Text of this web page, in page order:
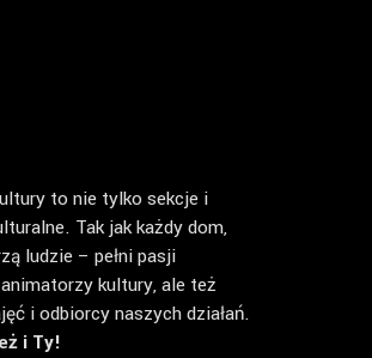
to nie tylko sekcje i
Tak jak każdy dom,
ludzie – pełni pasji
kultury, ale też
i odbiorcy naszych działań.
i Ty!